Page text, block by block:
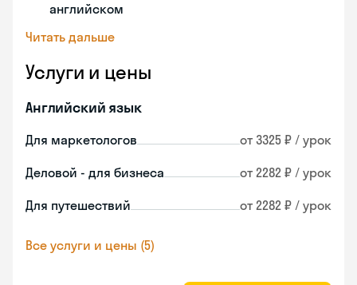
английском
Читать дальше
Услуги и цены
Английский язык
Для маркетологов от 3325 ₽ / урок
Деловой - для бизнеса от 2282 ₽ / урок
Для путешествий от 2282 ₽ / урок
Все услуги и цены (5)